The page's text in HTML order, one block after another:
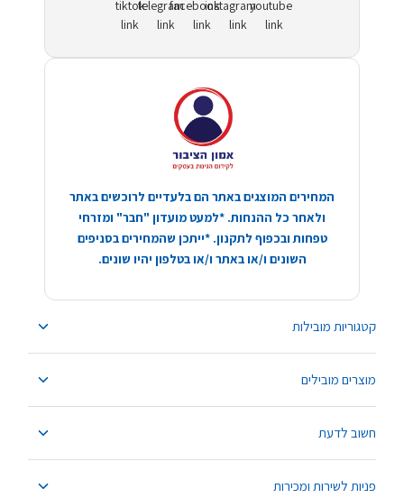
קטגוריות מובילות
מוצרים מובילים
חשוב לדעת
פניות לשירות ומכירות
המחירים המוצגים באתר הם בלעדיים לרוכשים באתר
ולאחר כל ההנחות. *למעט מועדון "חבר" ומזרחי
טפחות ובכפוף לתקנון. *ייתכן שהמחירים בסניפים
השונים ו/או באתר ו/או בטלפון יהיו שונים.